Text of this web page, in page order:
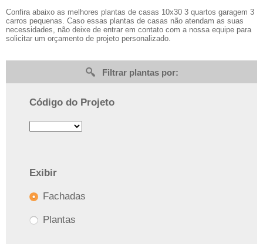
Confira abaixo as melhores plantas de casas 10x30 3 quartos garagem 3
carros pequenas. Caso essas plantas de casas não atendam as suas
necessidades, não deixe de entrar em contato com a nossa equipe para
solicitar um orçamento de projeto personalizado.
Filtrar plantas por:
Código do Projeto
Exibir
Fachadas
Plantas